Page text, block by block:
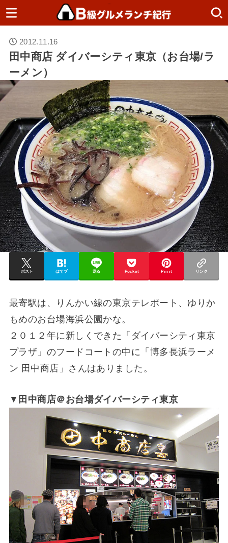
2012.11.16
田中商店 ダイバーシティ東京（お台場/ラ
ーメン）
ポスト はてブ 送る Pocket Pin it リンク
最寄駅は、りんかい線の東京テレポート、ゆりか
もめのお台場海浜公園かな。
２０１２年に新しくできた「ダイバーシティ東京
プラザ」のフードコートの中に「博多長浜ラーメ
ン 田中商店」さんはありました。
▼ 田中商店＠お台場ダイバーシティ東京